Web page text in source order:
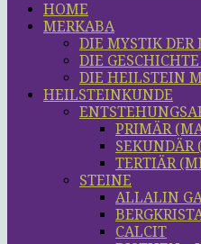
HOME
MERKABA
DIE MYSTIK DER
DIE
DIE HEILSTEIN
HEILSTEINKUNDE
PRIMÄR
SEKUNDÄR
TERTIÄR
STEINE
ALLALIN
CALCIT